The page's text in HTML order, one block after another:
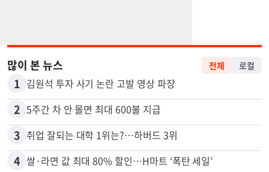
많이 본 뉴스 전체 로컬
1 김원석 투자 사기 논란 고발 영상 파장
2 5주간 차 안 몰면 최대 600불 지급
3 취업 잘되는 대학 1위는?…하버드 3위
4 쌀·라면 값 최대 80% 할인…H마트 ‘폭탄 세일’